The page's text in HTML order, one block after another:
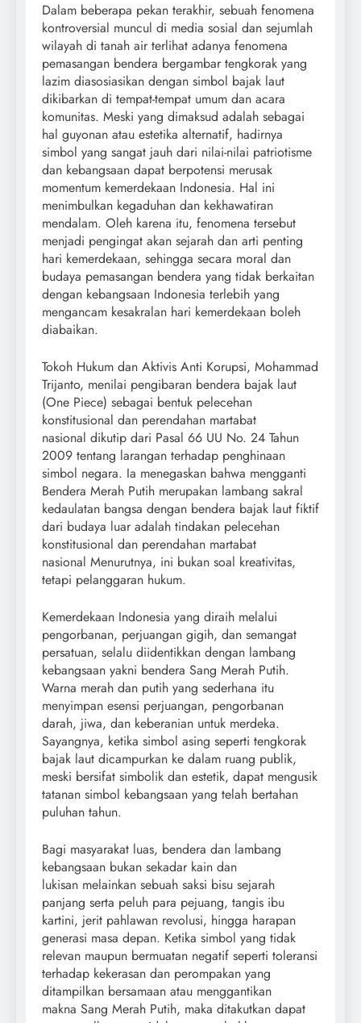
Dalam beberapa pekan terakhir, sebuah fenomena
kontroversial muncul di media sosial dan sejumlah
wilayah di tanah air terlihat adanya fenomena
pemasangan bendera bergambar tengkorak yang
lazim diasosiasikan dengan simbol bajak laut
dikibarkan di tempat-tempat umum dan acara
komunitas. Meski yang dimaksud adalah sebagai
hal guyonan atau estetika alternatif, hadirnya
simbol yang sangat jauh dari nilai-nilai patriotisme
dan kebangsaan dapat berpotensi merusak
momentum kemerdekaan Indonesia. Hal ini
menimbulkan kegaduhan dan kekhawatiran
mendalam. Oleh karena itu, fenomena tersebut
menjadi pengingat akan sejarah dan arti penting
hari kemerdekaan, sehingga secara moral dan
budaya pemasangan bendera yang tidak berkaitan
dengan kebangsaan Indonesia terlebih yang
mengancam kesakralan hari kemerdekaan boleh
diabaikan.
Tokoh Hukum dan Aktivis Anti Korupsi, Mohammad
Trijanto, menilai pengibaran bendera bajak laut
(One Piece) sebagai bentuk pelecehan
konstitusional dan perendahan martabat
nasional dikutip dari Pasal 66 UU No. 24 Tahun
2009 tentang larangan terhadap penghinaan
simbol negara. Ia menegaskan bahwa mengganti
Bendera Merah Putih merupakan lambang sakral
kedaulatan bangsa dengan bendera bajak laut fiktif
dari budaya luar adalah tindakan pelecehan
konstitusional dan perendahan martabat
nasional Menurutnya, ini bukan soal kreativitas,
tetapi pelanggaran hukum.
Kemerdekaan Indonesia yang diraih melalui
pengorbanan, perjuangan gigih, dan semangat
persatuan, selalu diidentikkan dengan lambang
kebangsaan yakni bendera Sang Merah Putih.
Warna merah dan putih yang sederhana itu
menyimpan esensi perjuangan, pengorbanan
darah, jiwa, dan keberanian untuk merdeka.
Sayangnya, ketika simbol asing seperti tengkorak
bajak laut dicampurkan ke dalam ruang publik,
meski bersifat simbolik dan estetik, dapat mengusik
tatanan simbol kebangsaan yang telah bertahan
puluhan tahun.
Bagi masyarakat luas, bendera dan lambang
kebangsaan bukan sekadar kain dan
lukisan melainkan sebuah saksi bisu sejarah
panjang serta peluh para pejuang, tangis ibu
kartini, jerit pahlawan revolusi, hingga harapan
generasi masa depan. Ketika simbol yang tidak
relevan maupun bermuatan negatif seperti toleransi
terhadap kekerasan dan perompakan yang
ditampilkan bersamaan atau menggantikan
makna Sang Merah Putih, maka ditakutkan dapat